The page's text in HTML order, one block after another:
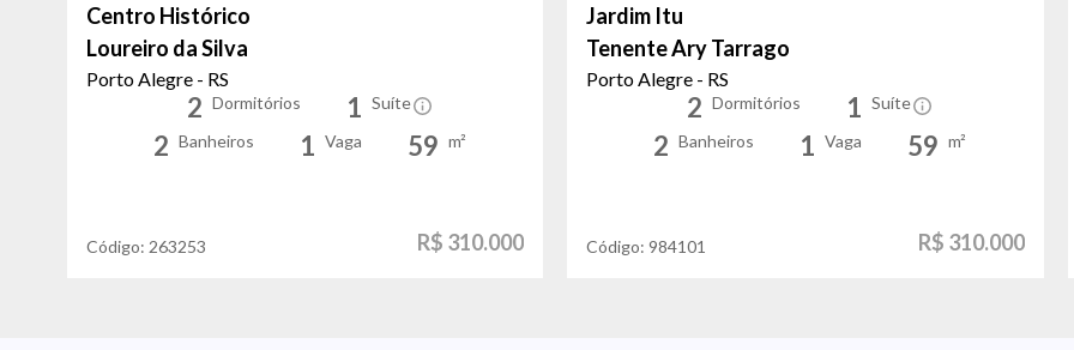
Centro Histórico
Loureiro da Silva
Porto Alegre - RS
2 Dormitórios 1 Suíte
2 Banheiros 1 Vaga 59 m²
Código: 263253 R$ 310.000
Jardim Itu
Tenente Ary Tarrago
Porto Alegre - RS
2 Dormitórios 1 Suíte
2 Banheiros 1 Vaga 59 m²
Código:984101 R$ 310.000